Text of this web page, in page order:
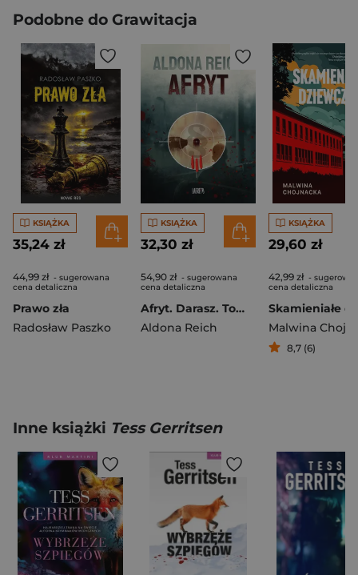
Podobne do Grawitacja
KSIĄŻKA
35,24 zł
44,99 zł - sugerowana
cena detaliczna
Prawo zła
Radosław Paszko
KSIĄŻKA
32,30 zł
54,90 zł - sugerowana
cena detaliczna
Afryt. Darasz. Tom 3
Aldona Reich
KSIĄŻKA
29,60 zł
42,99 zł -
cena detaliczna
Malwina
8,7 (6)
Inne książki Tess Gerritsen